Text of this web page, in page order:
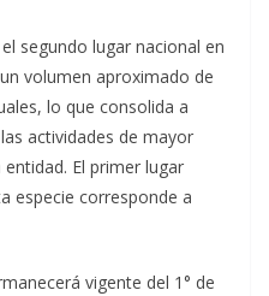
segundo lugar nacional en
volumen aproximado de
lo que consolida a
actividades de mayor
El primer lugar
especie corresponde a
vigente del 1° de